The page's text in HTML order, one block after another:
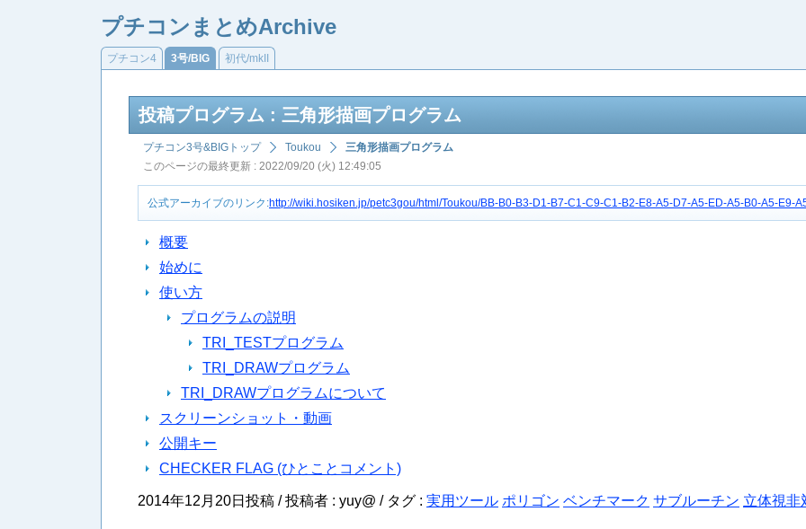
プチコンまとめArchive
プチコン4 3号/BIG 初代/mkII
投稿プログラム : 三角形描画プログラム
プチコン3号&BIGトップ Toukou
三角形描画プログラム
このページの最終更新 : 2022/09/20 (火) 12:49:05
公式アーカイブのリンク:http://wiki.hosiken.jp/petc3gou/html/Toukou/BB-B0-B3-D1-B7-C1-C9-C1-B2-E8-A5-D7-A5-ED-A5-B0-A5-E9-
概要
始めに
使い方
プログラムの説明
TRI_TESTプログラム
TRI_DRAWプログラム
TRI_DRAWプログラムについて
スクリーンショット・動画
公開キー
CHECKER FLAG (ひとことコメント)
2014年12月20日投稿 / 投稿者 : yuy@ / タグ : 実用ツール ポリゴン ベンチマーク サブルーチン 立体視非